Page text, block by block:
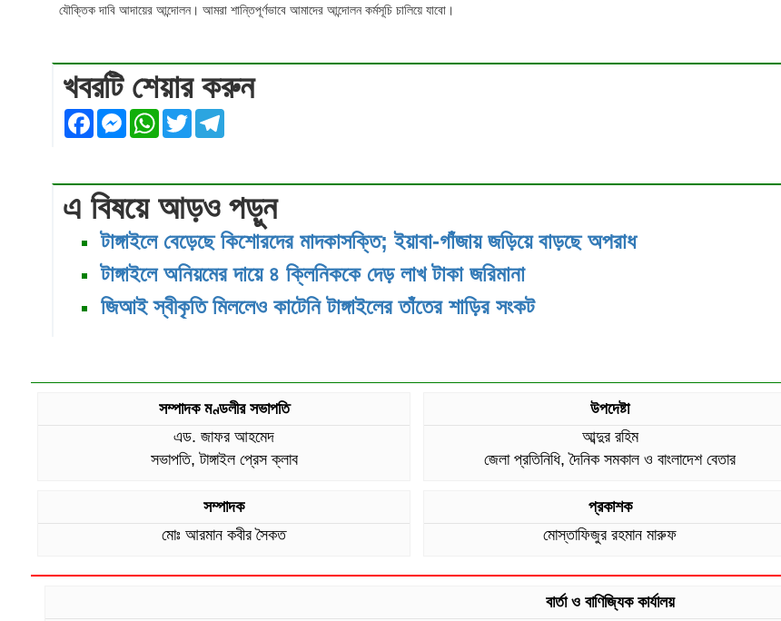
যৌক্তিক দাবি আদায়ের আন্দোলন। আমরা শান্তিপূর্ণভাবে আমাদের আন্দোলন কর্মসূচি চালিয়ে যাবো।
খবরটি শেয়ার করুন
FacebookMessenger
WhatsApp
Twitter
এ বিষয়ে আড়ও পড়ুন
টাঙ্গাইলে বেড়েছে কিশোরদের মাদকাসক্তি; ইয়াবা-গাঁজায় জড়িয়ে বাড়ছে অপরাধ
টাঙ্গাইলে অনিয়মের দায়ে ৪ ক্লিনিককে দেড় লাখ টাকা জরিমানা
জিআই স্বীকৃতি মিললেও কাটেনি টাঙ্গাইলের তাঁতের শাড়ির সংকট
সম্পাদক মণ্ডলীর সভাপতি
এড. জাফর আহমেদ
সভাপতি, টাঙ্গাইল প্রেস ক্লাব
উপদেষ্টা
আব্দুর রহিম
জেলা প্রতিনিধি, দৈনিক সমকাল ও বাংলাদেশ বেতার
সম্পাদক
মোঃ আরমান কবীর সৈকত
প্রকাশক
মোস্তাফিজুর রহমান মারুফ
বার্তা ও বাণিজ্যিক কার্যালয়